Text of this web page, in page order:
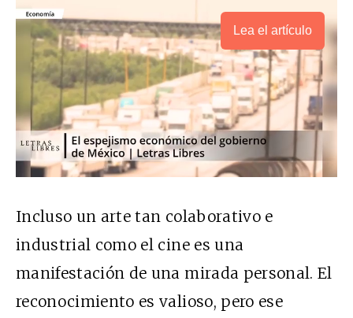
Lea el artículo
Incluso un arte tan colaborativo e
industrial como el cine es una
manifestación de una mirada personal. El
reconocimiento es valioso, pero ese